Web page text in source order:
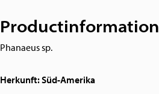
Productinformation
Phanaeus sp.
Herkunft: Süd-Amerika